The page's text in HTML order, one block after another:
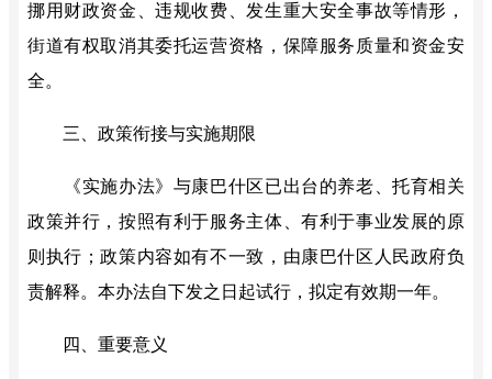
挪用财政资金、违规收费、发生重大安全事故等情形，
街道有权取消其委托运营资格，保障服务质量和资金安
全。
三、政策衔接与实施期限
《实施办法》与康巴什区已出台的养老、托育相关
政策并行，按照有利于服务主体、有利于事业发展的原
则执行；政策内容如有不一致，由康巴什区人民政府负
责解释。本办法自下发之日起试行， 拟定有效期一年。
四、重要意义